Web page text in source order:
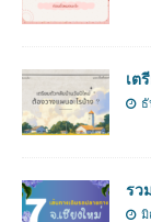
เต
ธั
รว
มิ